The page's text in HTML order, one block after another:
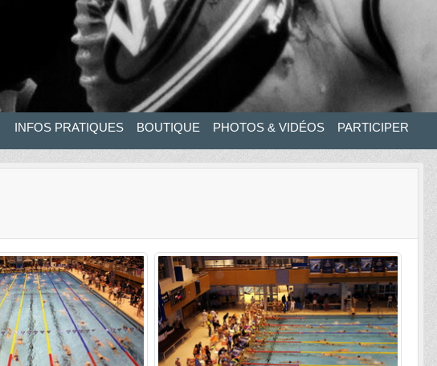
INFOS PRATIQUES BOUTIQUE PHOTOS & VIDÉOS PARTICIPER